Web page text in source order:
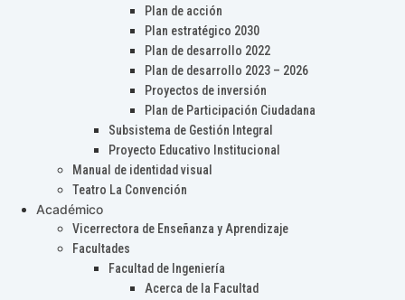
Plan de acción
Plan estratégico 2030
Plan de desarrollo 2022
Plan de desarrollo 2023 – 2026
Proyectos de inversión
Plan de Participación Ciudadana
Subsistema de Gestión Integral
Proyecto Educativo Institucional
Manual de identidad visual
Teatro La Convención
Académico
Vicerrectora de Enseñanza y Aprendizaje
Facultades
Facultad de Ingeniería
Acerca de la Facultad